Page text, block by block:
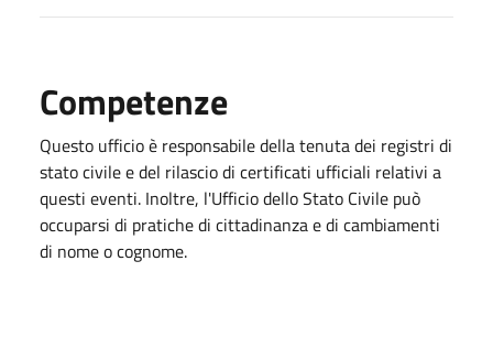
Competenze
Questo ufficio è responsabile della tenuta dei registri di
stato civile e del rilascio di certificati ufficiali relativi a
questi eventi. Inoltre, l'Ufficio dello Stato Civile può
occuparsi di pratiche di cittadinanza e di cambiamenti
di nome o cognome.